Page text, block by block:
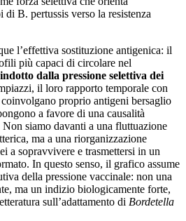
di B. pertussis verso la resistenza
l’effettiva sostituzione antigenica: il
più capaci di circolare nel
dalla pressione selettiva dei
il loro rapporto temporale con
proprio antigeni bersaglio
a favore di una causalità
siamo davanti a una fluttuazione
ma a una riorganizzazione
a sopravvivere e trasmettersi in un
In questo senso, il grafico assume
della pressione vaccinale: non una
ma un indizio biologicamente forte,
sull’adattamento di Bordetella